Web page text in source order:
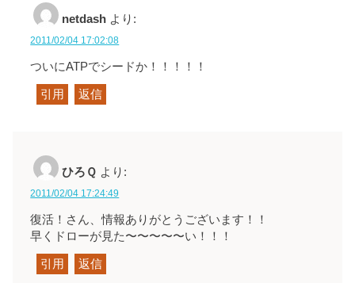
netdash より:
2011/02/04 17:02:08
ついにATPでシードか！！！！！
引用 返信
ひろＱ より:
2011/02/04 17:24:49
復活！さん、情報ありがとうございます！！
早くドローが見た〜〜〜〜〜い！！！
引用 返信